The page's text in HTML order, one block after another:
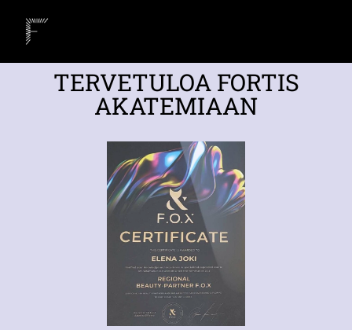
TERVETULOA FORTIS
AKATEMIAAN